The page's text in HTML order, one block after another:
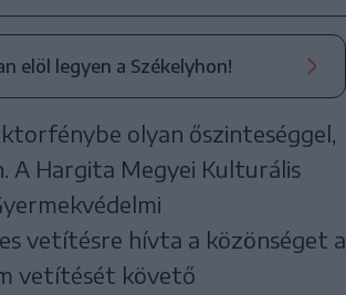
elöl legyen a Székelyhon!
olyan őszinteséggel,
Hargita Megyei Kulturális
vetítésre hívta a közönséget a
vetítését követő